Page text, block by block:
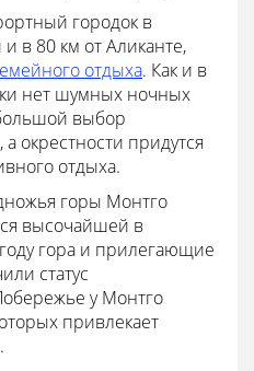
городок в
в 80 км от Аликанте,
отдыха. Как и в
нет шумных ночных
выбор
окрестности придутся
отдыха.
горы Монтго
высочайшей в
гора и прилегающие
статус
у Монтго
привлекает